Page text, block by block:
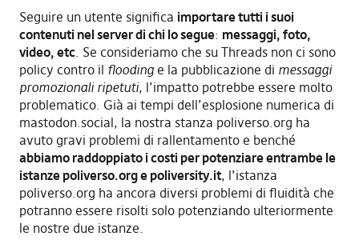
Seguire un utente significa importare tutti i suoi
contenuti nel server di chi lo segue: messaggi, foto,
video, etc. Se consideriamo che su Threads non ci sono
policy contro il floodinge la pubblicazione di messaggi
promozionali ripetuti, l’impatto potrebbe essere molto
problematico. Già ai tempi dell’esplosione numerica di
mastodon.social, la nostra stanza poliverso.org ha
avuto gravi problemi di rallentamento e benché
abbiamo raddoppiato i costi per potenziare entrambe le
istanze poliverso.org e poliversity.it, l’istanza
poliverso.org ha ancora diversi problemi di fluidità che
potranno essere risolti solo potenziando ulteriormente
le nostre due istanze.